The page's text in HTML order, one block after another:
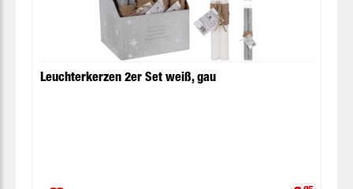
Leuchterkerzen 2er Set weiß, gau